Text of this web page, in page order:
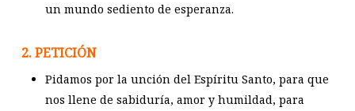
un mundo sediento de esperanza.
2. PETICIÓN
Pidamos por la unción del Espíritu Santo, para que
nos llene de sabiduría, amor y humildad, para